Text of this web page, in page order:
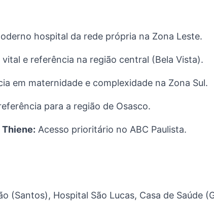
hospital da rede própria na Zona Leste.
vital e referência na região central (Bela Vista).
em maternidade e complexidade na Zona Sul.
para a região de Osasco.
Thiene: Acesso prioritário no ABC Paulista.
(Santos), Hospital São Lucas, Casa de Saúde